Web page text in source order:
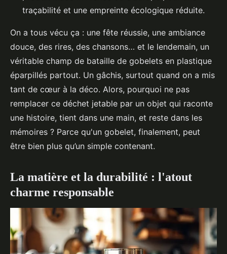
traçabilité et une empreinte écologique réduite.
On a tous vécu ça : une fête réussie, une ambiance
douce, des rires, des chansons… et le lendemain, un
véritable champ de bataille de gobelets en plastique
éparpillés partout. Un gâchis, surtout quand on a mis
tant de cœur à la déco. Alors, pourquoi ne pas
remplacer ce déchet jetable par un objet qui raconte
une histoire, tient dans une main, et reste dans les
mémoires ? Parce qu'un gobelet, finalement, peut
être bien plus qu’un simple contenant.
La matière et la durabilité : l'atout
charme responsable